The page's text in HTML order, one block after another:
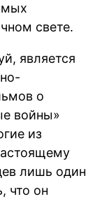
свете.
является
о
войны»
из
лишь один
что он